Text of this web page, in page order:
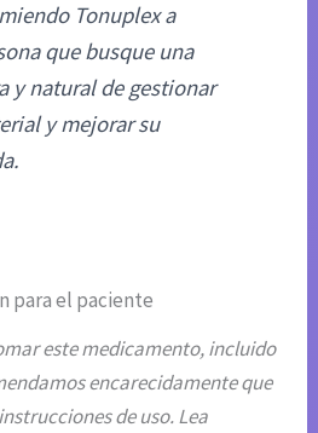
Tonuplex a
que busque una
y natural de gestionar
y mejorar su
para el paciente
este medicamento, incluido
encarecidamente que
de uso. Lea